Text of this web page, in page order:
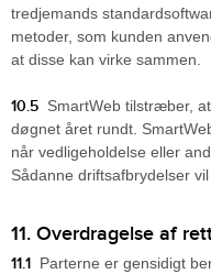
tredjemands
metoder, som kunden
at disse kan virke sammen.
10.5 SmartWeb tilstræber,
døgnet året rundt.
når vedligeholdelse eller
Sådanne driftsafbrydelser
11. Overdragelse af
11.1 Parterne er gensidigt